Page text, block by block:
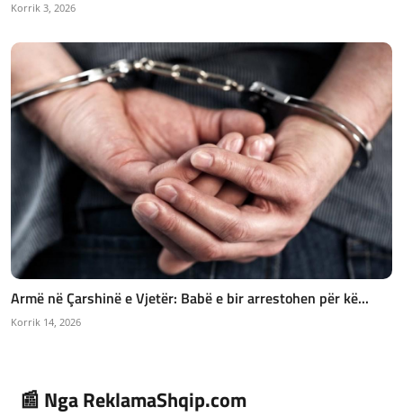
Korrik 3, 2026
Armë në Çarshinë e Vjetër: Babë e bir arrestohen për kë...
Korrik 14, 2026
📰 Nga ReklamaShqip.com